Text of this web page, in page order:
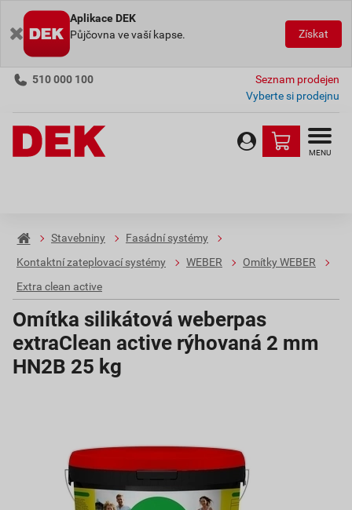
Aplikace DEK
Půjčovna ve vaší kapse.
Získat
510 000 100
Seznam prodejen
Vyberte si prodejnu
MENU
Stavebniny
Fasádní systémy
Kontaktní zateplovací systémy
WEBER
Omítky WEBER
Extra clean active
Omítka silikátová weberpas
extraClean active rýhovaná 2 mm
HN2B 25 kg